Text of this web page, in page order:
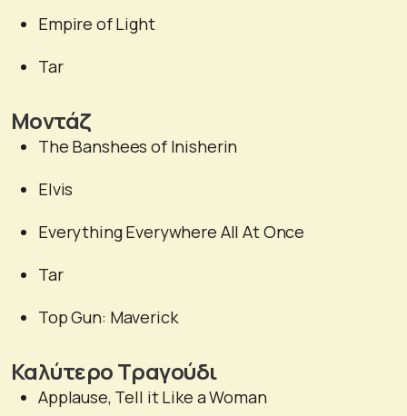
Empire of Light
Tar
Μοντάζ
The Banshees of Inisherin
Elvis
Everything Everywhere All At Once
Tar
Top Gun: Μaverick
Καλύτερο Τραγούδι
Applause, Tell it Like a Woman